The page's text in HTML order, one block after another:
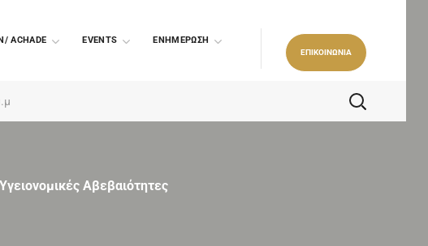
ACHADE EVENTS ΕΝΗΜΕΡΩΣΗ
ΕΠΙΚΟΙΝΩΝΙΑ
Αβεβαιότητες